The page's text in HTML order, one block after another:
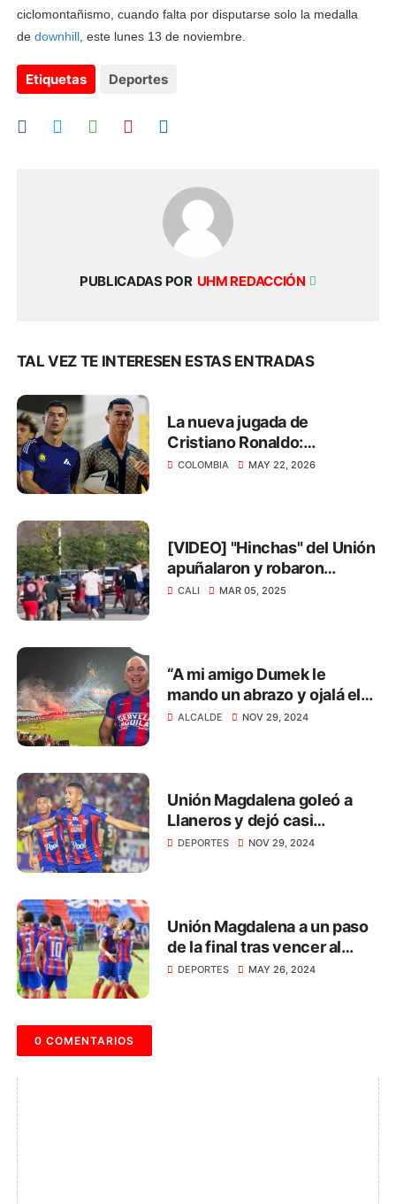
ciclomontañismo, cuando falta por disputarse solo la medalla
dedownhill , este lunes 13 de noviembre.
Etiquetas Deportes
PUBLICADAS POR UHM REDACCIÓN
TAL VEZ TE INTERESEN ESTAS ENTRADAS
La nueva jugada de
Cristiano Ronaldo:
transmitirá el Mundial 2026
COLOMBIA MAY 22, 2026
[VIDEO] "Hinchas" del Unión
apuñalaron y robaron
zapatos a barrista del Cali
CALI MAR 05, 2025
“A mi amigo Dumek le
mando un abrazo y ojalá el
Cartagena suba para ver los
ALCALDE NOV 29, 2024
Unión Magdalena goleó a
Llaneros y dejó casi
sentenciada la final de la B
DEPORTES NOV 29, 2024
Unión Magdalena a un paso
de la final tras vencer al
Deportes Quindío
DEPORTES MAY 26, 2024
0 COMENTARIOS